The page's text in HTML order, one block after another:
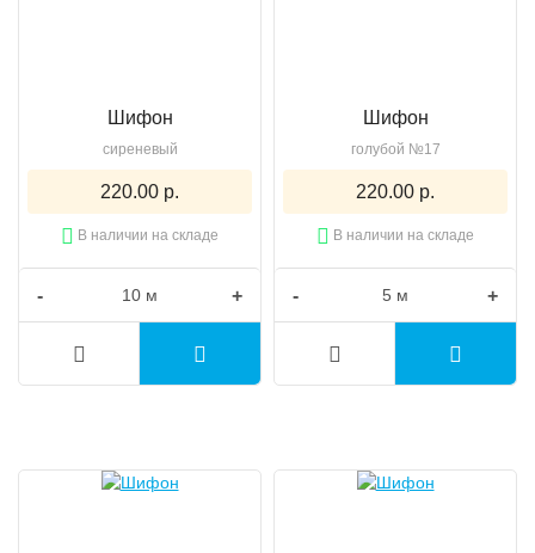
Шифон
сиреневый
220.00 р.
В наличии на складе
- +
Шифон
голубой №17
220.00 р.
В наличии на складе
- +